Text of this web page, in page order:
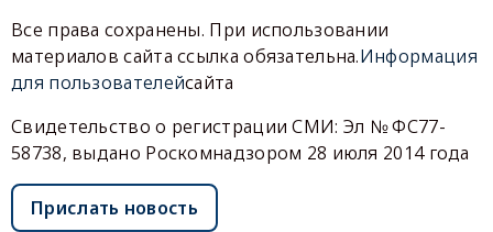
Все права сохранены. При использовании
материалов сайта ссылка обязательна.Информация
для пользователейсайта
Свидетельство о регистрации СМИ: Эл № ФС77-
58738, выдано Роскомнадзором 28 июля 2014 года
Прислать новость